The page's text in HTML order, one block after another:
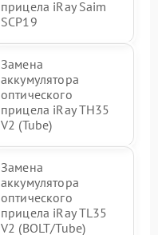
прицела iRay Saim
SCP19
Замена
аккумулятора
оптического
прицела iRay TH35
V2 (Tube)
Замена
аккумулятора
оптического
прицела iRay TL35
V2 (BOLT/Tube)